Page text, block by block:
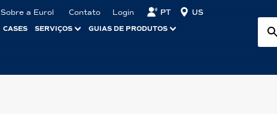
Sobre a Eurol Contato Login PT US
CASES SERVIÇOS
GUIAS DE PRODUTOS